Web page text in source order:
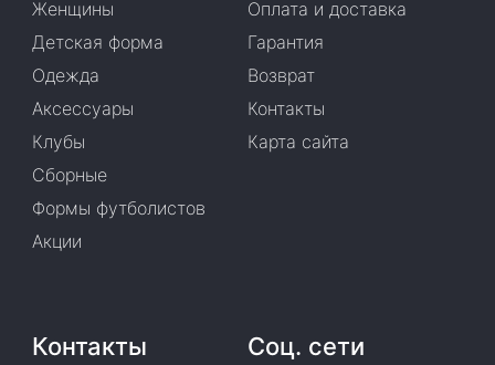
Женщины
Детская форма
Одежда
Аксессуары
Клубы
Сборные
Формы футболистов
Акции
Оплата и доставка
Гарантия
Возврат
Контакты
Карта сайта
Контакты Соц. сети